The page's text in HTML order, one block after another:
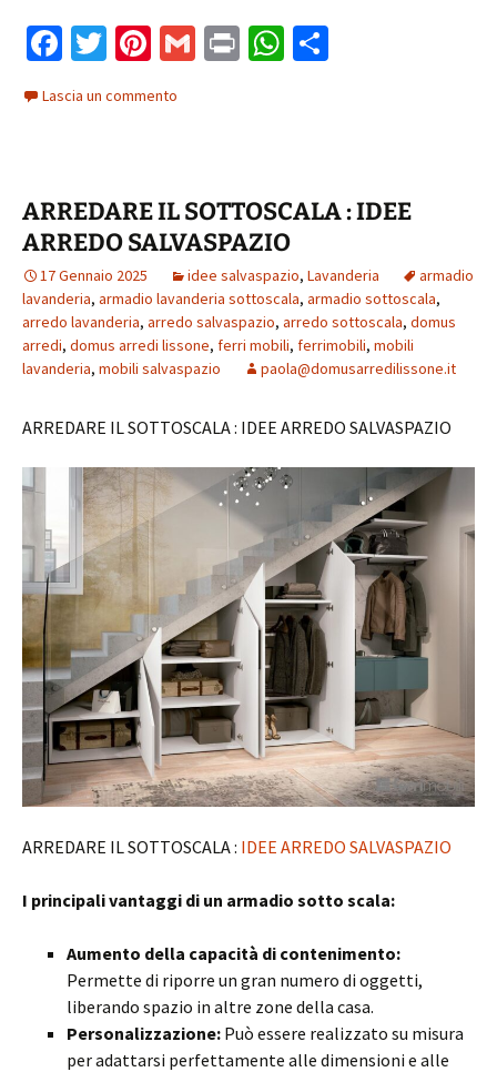
Fa
ce
b
k
T
tt
Pi
nt
er
G
Pr W
p di
Lascia un commento
ARREDARE IL SOTTOSCALA : IDEE
ARREDO SALVASPAZIO
17 Gennaio 2025 idee salvaspazio, Lavanderia
armadio
lavanderia, armadio lavanderia sottoscala, armadio sottoscala,
arredo lavanderia, arredo salvaspazio, arredo sottoscala, domus
arredi, domus arredi lissone, ferri mobili, ferrimobili, mobili
lavanderia, mobili salvaspazio paola@domusarredilissone.it
ARREDARE IL SOTTOSCALA : IDEE ARREDO SALVASPAZIO
ARREDARE IL SOTTOSCALA : IDEE ARREDO SALVASPAZIO
I principali vantaggi di un armadio sotto scala:
Aumento della capacità di contenimento:
Permette di riporre un gran numero di oggetti,
liberando spazio in altre zone della casa.
Personalizzazione: Può essere realizzato su misura
per adattarsi perfettamente alle dimensioni e alle